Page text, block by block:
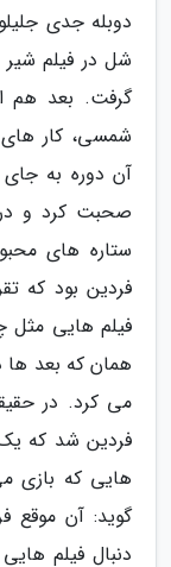
دوبله جدی
شمسی، کار های
آن دوره به
صحبت کرد و در
ستاره های
فردین بود که
فیلم هایی
همان که بعد ها
می کرد. در
فردین شد که
هایی که بازی
گوید: آن موقع
دنبال فیلم